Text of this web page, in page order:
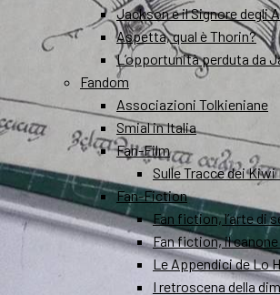
Jackson e il Signore degli
Aspetta, qual è Thorin?
L’opportunità perduta da
Fandom
Associazioni Tolkieniane
Smial in Italia
Fan-Film
Sulle Tracce dei
Fan-Fiction
Fan fiction, l’arte di
Fan fiction, il
Le Appendici de Lo
I retroscena della